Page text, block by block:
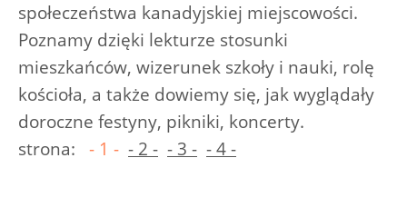
społeczeństwa kanadyjskiej miejscowości.
Poznamy dzięki lekturze stosunki
mieszkańców, wizerunek szkoły i nauki, rolę
kościoła, a także dowiemy się, jak wyglądały
doroczne festyny, pikniki, koncerty.
strona: - 1 - - 2 - - 3 - - 4 -